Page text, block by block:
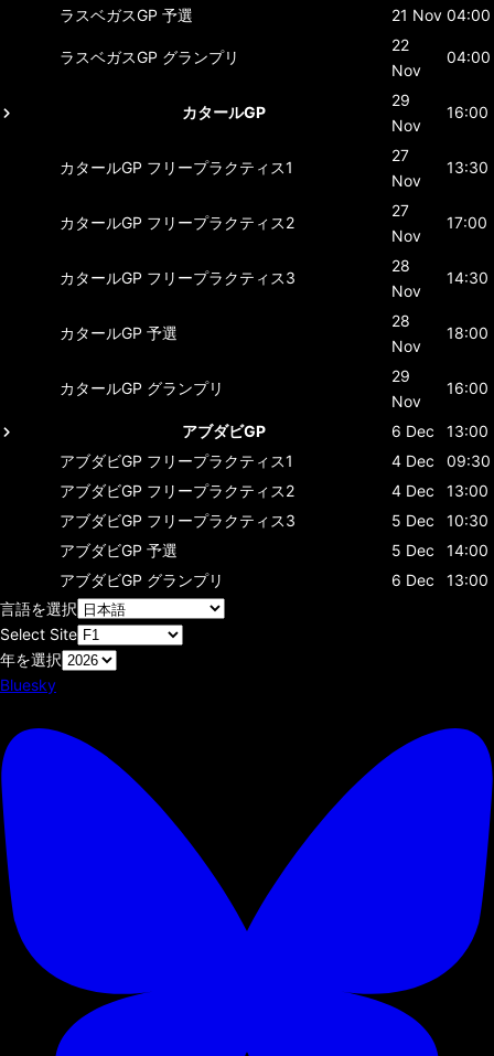
ラスベガスGP 予選 21 Nov 04:00
ラスベガスGP グランプリ
22
Nov
04:00
カタールGP
29
Nov
16:00
カタールGP フリープラクティス1
27
Nov
13:30
カタールGP フリープラクティス2
27
Nov
17:00
カタールGP フリープラクティス3
28
Nov
14:30
カタールGP 予選
28
Nov
18:00
カタールGP グランプリ
29
Nov
16:00
アブダビGP 6 Dec
13:00
アブダビGP フリープラクティス1 4 Dec
09:30
アブダビGP フリープラクティス2 4 Dec
13:00
アブダビGP フリープラクティス3 5 Dec
10:30
アブダビGP 予選 5 Dec
14:00
アブダビGP グランプリ 6 Dec
13:00
言語を選択
Select Site
年を選択
Bluesky